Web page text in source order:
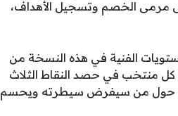
مرمى الخصم وتسجيل الأهداف،
الفنية في هذه النسخة من
كل منتخب في حصد النقاط الثلاث
نيوز 24″، ويبقى التساؤل قائماً حول من سيفرض سيطرته ويحسم